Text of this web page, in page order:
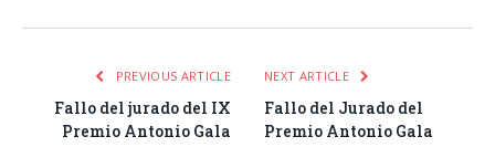
PREVIOUS ARTICLE
Fallo del jurado del IX
Premio Antonio Gala
NEXT ARTICLE
Fallo del Jurado del
Premio Antonio Gala